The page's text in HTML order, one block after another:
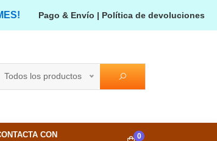
Pago & Envío | Política de devoluciones
Todos los productos
CON
0